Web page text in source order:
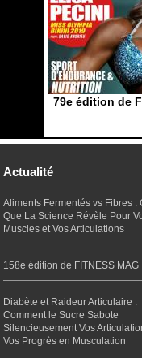
79e édition de
Actualité
Aliments Fermentés vs Fibres :
Que La Science Révèle Pour
Muscles et Vos Articulations
158e édition de FITNESS MAG
Diabète et Raideur Articulaire :
Comment le Sucre Sabote
Silencieusement Vos
Vos Progrès en Musculation